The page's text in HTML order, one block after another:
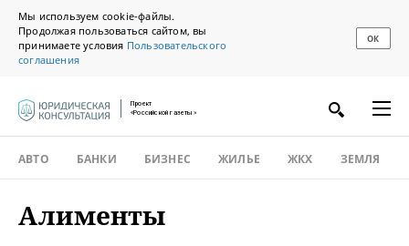
Мы используем cookie-файлы.
Продолжая пользоваться сайтом, вы
принимаете условия Пользовательского
соглашения
ОК
Проект
«Российской газеты»
АВТО БАНКИ БИЗНЕС ЖИЛЬЕ ЖКХ ЗЕМЛЯ
Алименты